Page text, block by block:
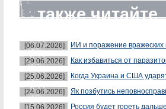
также читайте
[06.07.2026]
ИИ и поражение вражеских
[29.06.2026]
Как избавиться от
[25.06.2026]
Когда Украина и США
[24.06.2026]
Як позбутись
Россия будет гореть